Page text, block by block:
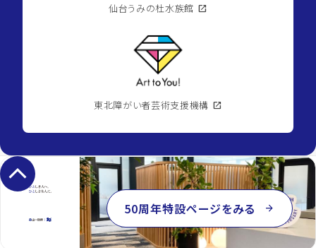
仙台うみの杜水族館 open_in_new
東北障がい者芸術支援機構 open_in_new
keyboard_arrow_up
50周年特設ページをみる arrow_forward